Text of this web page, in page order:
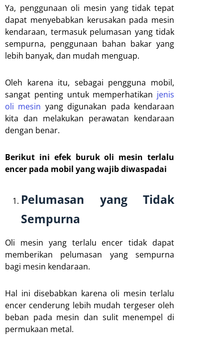
Ya, penggunaan oli mesin yang tidak tepat
dapat menyebabkan kerusakan pada mesin
kendaraan, termasuk pelumasan yang tidak
sempurna, penggunaan bahan bakar yang
lebih banyak, dan mudah menguap.
Oleh karena itu, sebagai pengguna mobil,
sangat penting untuk memperhatikan jenis
oli mesin yang digunakan pada kendaraan
kita dan melakukan perawatan kendaraan
dengan benar.
Berikut ini efek buruk oli mesin terlalu
encer pada mobil yang wajib diwaspadai
Pelumasan yang Tidak
Sempurna
Oli mesin yang terlalu encer tidak dapat
memberikan pelumasan yang sempurna
bagi mesin kendaraan.
Hal ini disebabkan karena oli mesin terlalu
encer cenderung lebih mudah tergeser oleh
beban pada mesin dan sulit menempel di
permukaan metal.